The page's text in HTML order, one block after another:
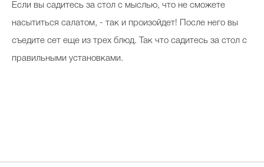
Если вы садитесь за стол с мыслью, что не сможете
насытиться салатом, - так и произойдет! После него вы
съедите сет еще из трех блюд. Так что садитесь за стол с
правильными установками.